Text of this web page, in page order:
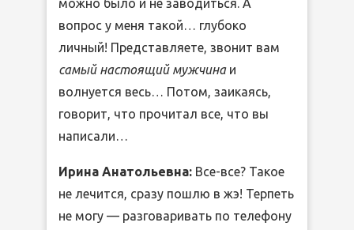
можно было и не заводиться. А
вопрос у меня такой… глубоко
личный! Представляете, звонит вам
самый настоящий мужчинаи
волнуется весь… Потом, заикаясь,
говорит, что прочитал все, что вы
написали…
Ирина Анатольевна: Все-все? Такое
не лечится, сразу пошлю в жэ! Терпеть
не могу — разговаривать по телефону